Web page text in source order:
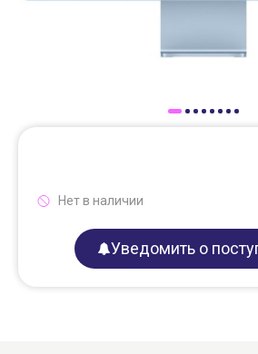
Нет в наличии
Уведомить о